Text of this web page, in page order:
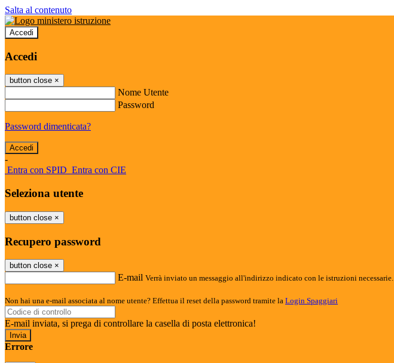
Salta al contenuto
Accedi
Accedi
button close ×
Nome Utente
Password
Password dimenticata?
-
Entra con SPID Entra con CIE
Seleziona utente
button close ×
Recupero password
button close ×
E-mail Verrà inviato un messaggio all'indirizzo indicato con le istruzioni necessarie.
Non hai una e-mail associata al nome utente? Effettua il reset della password tramite la Login Spaggiari
E-mail inviata, si prega di controllare la casella di posta elettronica!
Errore